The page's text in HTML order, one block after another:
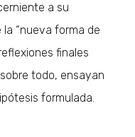
a su
“nueva forma de
finales
todo, ensayan
formulada.